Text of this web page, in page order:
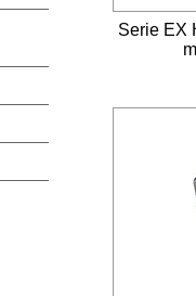
Serie EX